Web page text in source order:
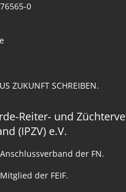
0
ZUKUNFT SCHREIBEN.
Reiter- und
(IPZV) e.V.
der FN.
der FEIF.